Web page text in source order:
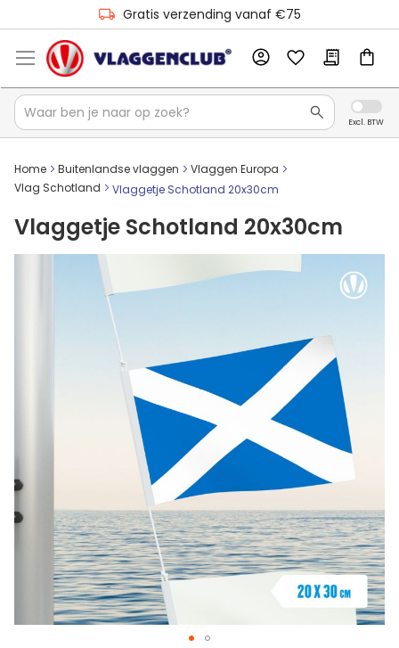
Gratis verzending vanaf €75
Home Buitenlandse vlaggen
Vlaggen Europa
Vlag Schotland
Vlaggetje Schotland 20x30cm
Vlaggetje Schotland 20x30cm